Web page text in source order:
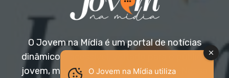
O Jovem na Mídia é um portal de notícias
dinâmico e acessível, voltado para o público
jovem, mas aberto a todas as idades. Nossa
O Jovem na Mídia utiliza